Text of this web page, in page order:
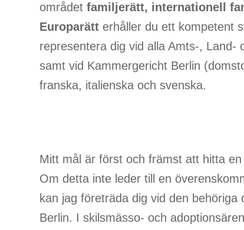
området familjerätt, internationell
Europarätt erhåller du ett kompetent
representera dig vid alla Amts-, Land-
samt vid Kammergericht Berlin
franska, italienska och svenska.
Mitt mål är först och främst att hitta
Om detta inte leder till en
kan jag företräda dig vid den
Berlin. I skilsmässo- och